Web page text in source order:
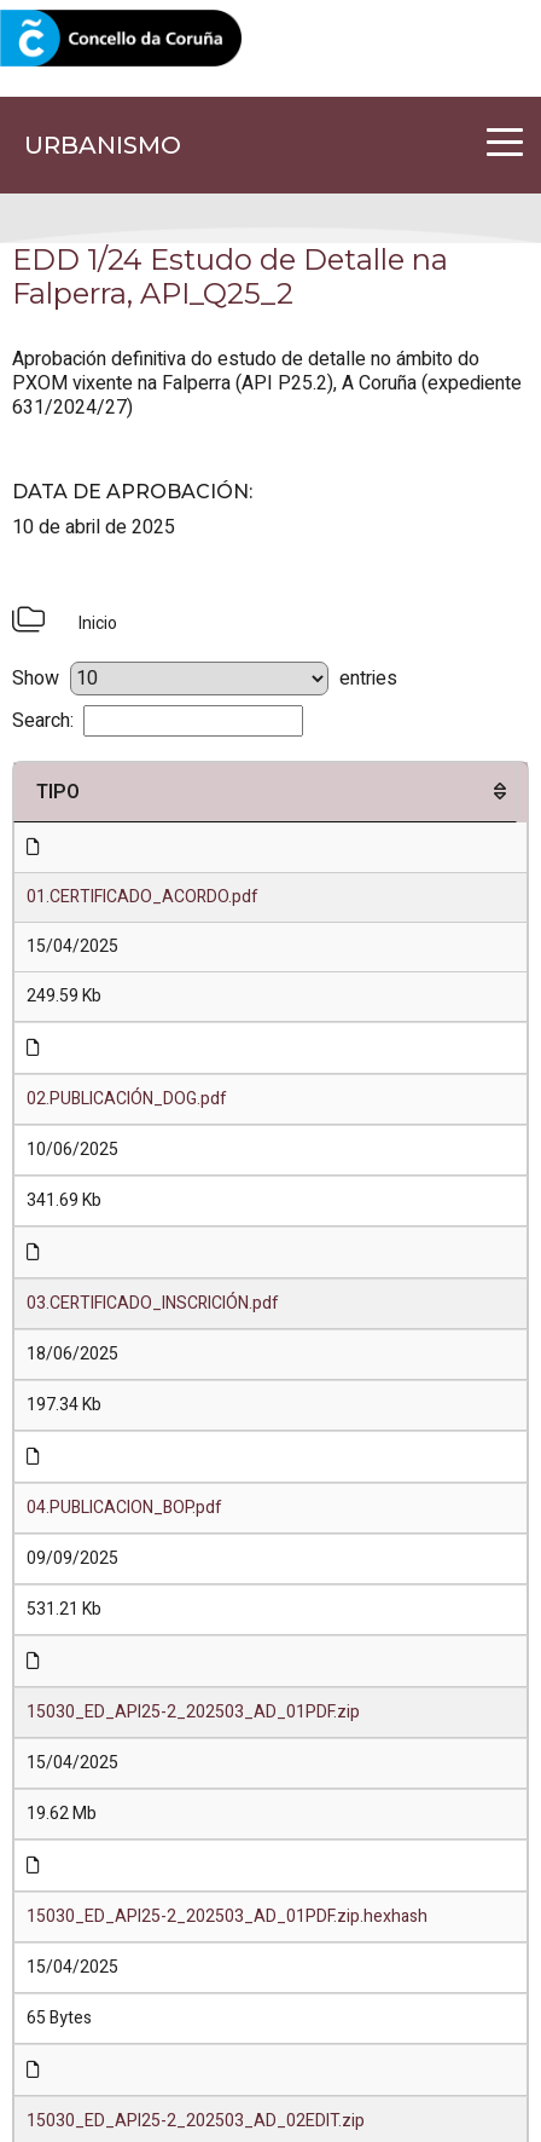
URBANISMO
CORUNA.GAL
EDD 1/24 Estudo de Detalle na
Falperra, API_Q25_2
Aprobación definitiva do estudo de detalle no ámbito do
PXOM vixente na Falperra (API P25.2), A Coruña (expediente
631/2024/27)
DATA DE APROBACIÓN:
10 de abril de 2025
Inicio
Show
entries
Search:
TIPO
01.CERTIFICADO_ACORDO.pdf
15/04/2025
249.59 Kb
02.PUBLICACIÓN_DOG.pdf
10/06/2025
341.69 Kb
03.CERTIFICADO_INSCRICIÓN.pdf
18/06/2025
197.34 Kb
04.PUBLICACION_BOP.pdf
09/09/2025
531.21 Kb
15030_ED_API25-2_202503_AD_01PDF.zip
15/04/2025
19.62 Mb
15030_ED_API25-2_202503_AD_01PDF.zip.hexhash
15/04/2025
65 Bytes
15030_ED_API25-2_202503_AD_02EDIT.zip